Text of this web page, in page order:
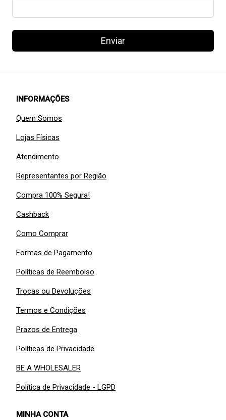
Enviar
INFORMAÇÕES
Quem Somos
Lojas Físicas
Atendimento
Representantes por Região
Compra 100% Segura!
Cashback
Como Comprar
Formas de Pagamento
Políticas de Reembolso
Trocas ou Devoluções
Termos e Condições
Prazos de Entrega
Políticas de Privacidade
BE A WHOLESALER
Política de Privacidade - LGPD
MINHA CONTA